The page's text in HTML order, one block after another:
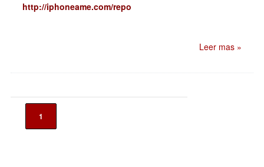
http://iphoneame.com/repo
Leer mas »
1